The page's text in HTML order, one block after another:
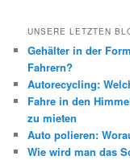
UNSERE LETZTEN
Gehälter in der
Fahrern?
Autorecycling:
Fahre in den
zu mieten
Auto polieren:
Wie wird man das